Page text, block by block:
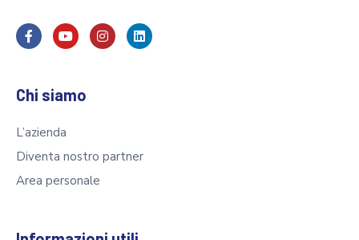
Chi siamo
L’azienda
Diventa nostro partner
Area personale